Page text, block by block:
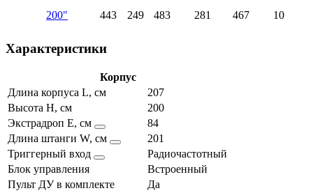
200" 443 249 483 281 467 10
Характеристики
Корпус
Длина корпуса L, см
207
Высота H, см
200
Экстрадроп E, см
84
Длина штанги W, см
201
Триггерный вход
Радиочастотный
Блок управления
Встроенный
Пульт ДУ в комплекте
Да